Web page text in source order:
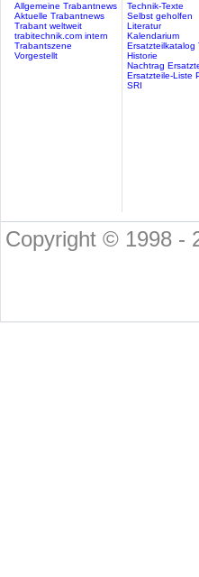
Allgemeine Trabantnews
Aktuelle Trabantnews
Trabant weltweit
trabitechnik.com intern
Trabantszene
Vorgestellt
Technik-Texte
Selbst geholfen
Literatur
Kalendarium
Ersatzteilkatalog
Historie
Nachtrag
Ersatzteile-Liste
SRI
Copyright © 1998 -